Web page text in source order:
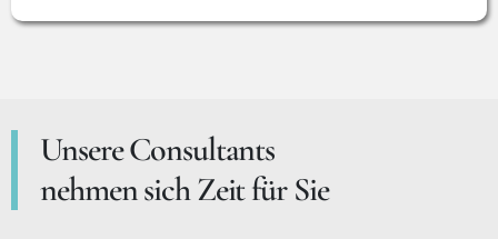
Unsere Consultants
nehmen sich Zeit für Sie